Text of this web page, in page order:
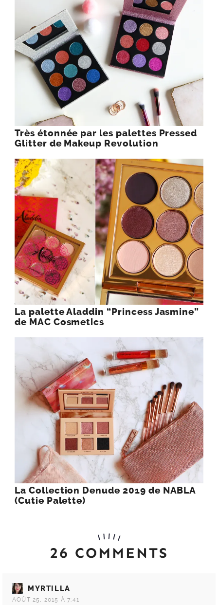
Très étonnée par les palettes Pressed
Glitter de Makeup Revolution
La palette Aladdin “Princess Jasmine”
de MAC Cosmetics
La Collection Denude 2019 de NABLA
(Cutie Palette)
26 COMMENTS
MYRTILLA
AOÛT 25, 2015 À 7:41